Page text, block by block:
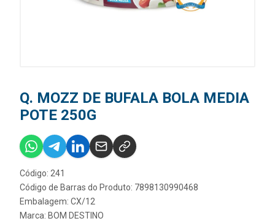
Q. MOZZ DE BUFALA BOLA MEDIA
POTE 250G
Código: 241
Código de Barras do Produto: 7898130990468
Embalagem: CX/12
Marca: BOM DESTINO